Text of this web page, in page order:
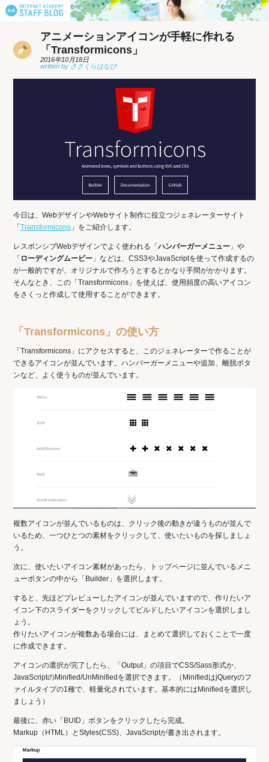
アニメーションアイコンが手軽に作れる
「Transformicons」
2016年10月18日
今日は、WebデザインやWebサイト制作に役立つジェネレーターサイト
「 Transformicons」をご紹介します。
レスポンシブWebデザインでよく使われる「 ハンバーガーメニュー」や
「 ローディングムービー」などは、CSS3やJavaScriptを使って作成するの
が一般的ですが、オリジナルで作ろうとするとかなり手間がかかります。
そんなとき、この「Transformicons」を使えば、使用頻度の高いアイコン
をさくっと作成して使用することができます。
「Transformicons」の使い方
「Transformicons」にアクセスすると、このジェネレーターで作ることが
できるアイコンが並んでいます。ハンバーガーメニューや追加、離脱ボタ
ンなど、よく使うものが並んでいます。
複数アイコンが並んでいるものは、クリック後の動きが違うものが並んで
いるため、一つひとつの素材をクリックして、使いたいものを探しましょ
う。
次に、使いたいアイコン素材があったら、トップページに並んでいるメニ
ューボタンの中から「Builder」を選択します。
すると、先ほどプレビューしたアイコンが並んでいますので、作りたいア
イコン下のスライダーをクリックしてビルドしたいアイコンを選択しまし
ょう。
作りたいアイコンが複数ある場合には、まとめて選択しておくことで一度
に作成できます。
アイコンの選択が完了したら、「Output」の項目でCSS/Sass形式か、
JavaScriptのMinified/UnMinifiedを選択できます。（MinifiedはjQueryのフ
ァイルタイプの1種で、軽量化されています。基本的にはMinifiedを選択し
ましょう）
最後に、赤い「BUID」ボタンをクリックしたら完成。
Markup（HTML）とStyles(CSS)、JavaScriptが書き出されます。